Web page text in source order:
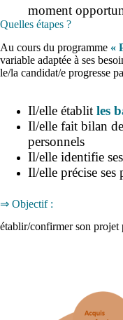
moment
Quelles étapes ?
Au cours du programme «
variable adaptée à ses
le/la candidat/e progresse
Il/elle établit les
Il/elle fait bilan
personnels
Il/elle identifie
Il/elle précise ses
⇒ Objectif :
établir/confirmer son